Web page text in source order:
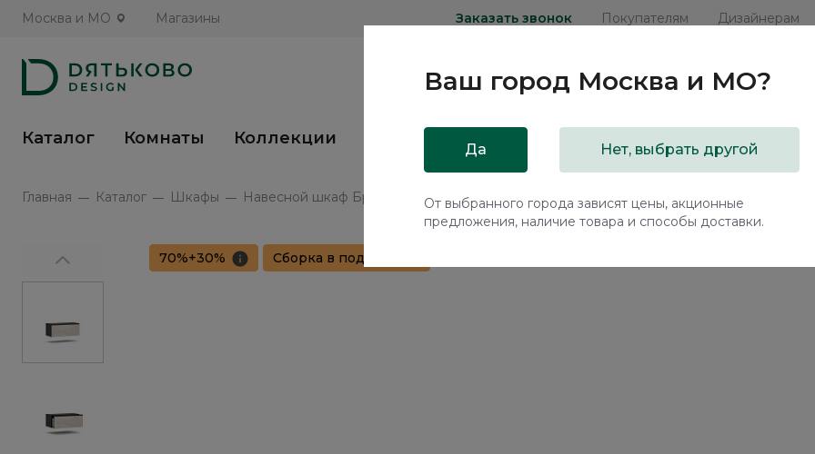
Москва и МО Магазины Заказать звонок Покупателям Дизайнерам
Каталог Комнаты Коллекции Распродажа
Главная Каталог Шкафы Навесной шкаф Бруно / Bruno BC2006.2
70%+30% Сборка в подарок
Ваш город Москва и МО?
Да Нет, выбрать другой
От выбранного города зависят цены, акционные
предложения, наличие товара и способы доставки.